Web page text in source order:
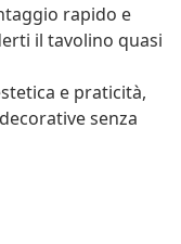
rapido e
il tavolino quasi
e praticità,
senza